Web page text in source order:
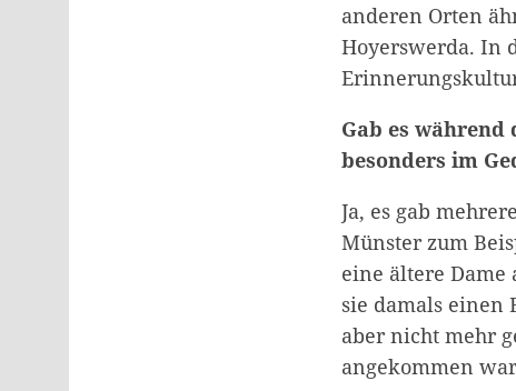
anderen Orten
Hoyerswerda. In
Gab es während
besonders im
Ja, es gab
Münster zum
eine ältere Dame
sie damals einen
aber nicht mehr
angekommen